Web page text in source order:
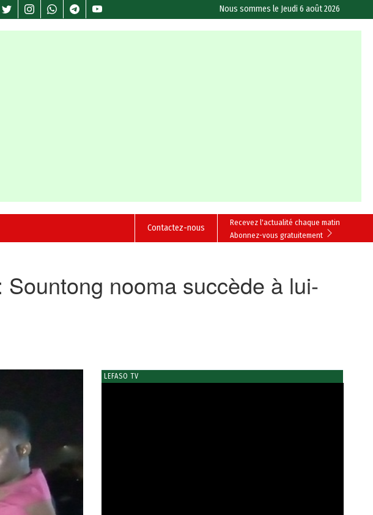
Nous sommes le Jeudi 6 août 2026
Recevez l'actualité chaque matin
Abonnez-vous gratuitement
Contactez-nous
nooma succède à lui-
LEFASO TV